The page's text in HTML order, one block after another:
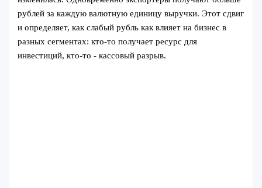
рублей за каждую валютную единицу выручки. Этот сдвиг
и определяет, как слабый рубль как влияет на бизнес в
разных сегментах: кто-то получает ресурс для
инвестиций, кто-то - кассовый разрыв.